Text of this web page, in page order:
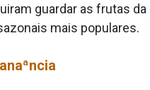
guardar as frutas
mais populares.